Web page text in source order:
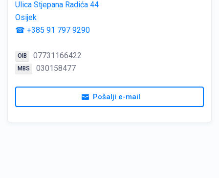
Ulica Stjepana Radića 44
Osijek
☎ +385 91 797 9290
OIB 07731166422
MBS 030158477
Pošalji e-mail